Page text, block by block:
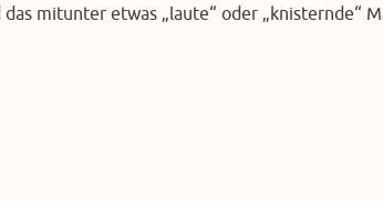
mitunter etwas „laute“ oder „knisternde“